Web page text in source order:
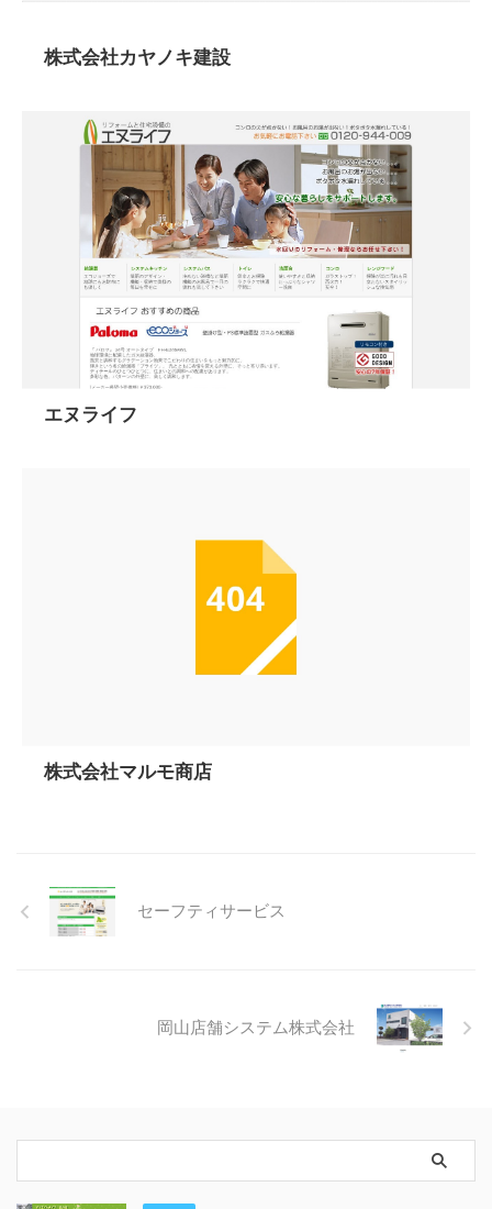
株式会社カヤノキ建設
エヌライフ
株式会社マルモ商店
セーフティサービス
岡山店舗システム株式会社